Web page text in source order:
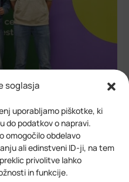
soglasja
uporabljamo piškotke, ki
do podatkov o napravi.
omogočilo obdelavo
ali edinstveni ID-ji, na tem
privolitve lahko
in funkcije.